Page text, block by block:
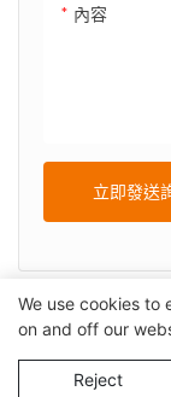
內容
立即發送
版權所有© 2025 深
隱私權政策
We use cookies to
on and off our
Reject